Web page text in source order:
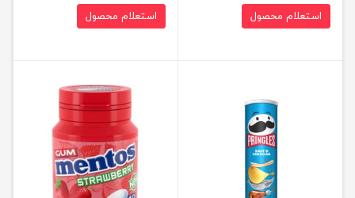
استعلام محصول استعلام محصول